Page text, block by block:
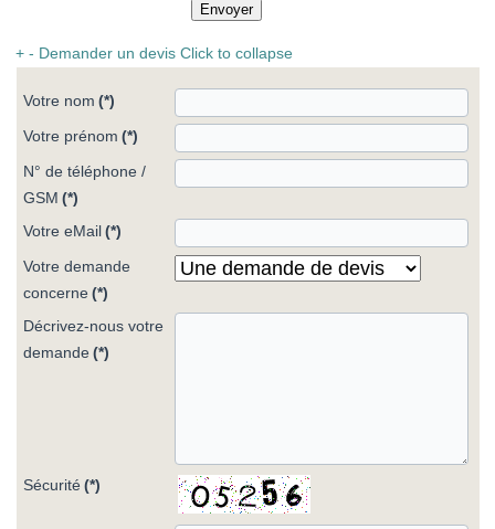
Envoyer
+ - Demander un devis Click to collapse
Votre nom (*)
Votre prénom (*)
N° de téléphone /
GSM (*)
Votre eMail (*)
Votre demande
concerne (*)
Décrivez-nous votre
demande (*)
Sécurité (*)